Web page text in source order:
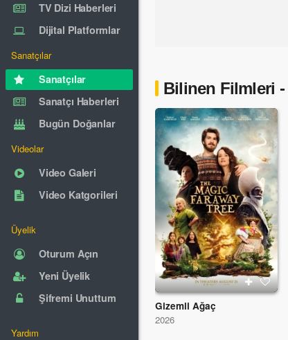
TV Dizi Haberleri
Dijital Platformlar
Sanatçılar
Sanatçılar
Sanatçı Haberleri
Bugün Doğanlar
Videolar
Video Galeri
Video Katgorileri
Üyelik
Oturum Açın
Yeni Üyelik
Şifremi Unuttum
Yardım
Bilinen Filmleri -
Gizemli Ağaç
2026